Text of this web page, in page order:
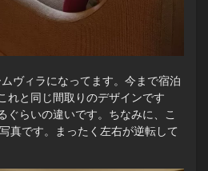
ヴィラになってます。今まで宿泊
れと同じ間取りのデザインです
ぐらいの違いです。ちなみに、こ
真です。まったく左右が逆転して